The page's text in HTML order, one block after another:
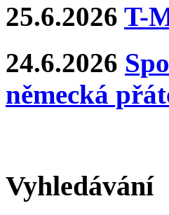
25.6.2026 T-
24.6.2026
německá
Vyhledávání